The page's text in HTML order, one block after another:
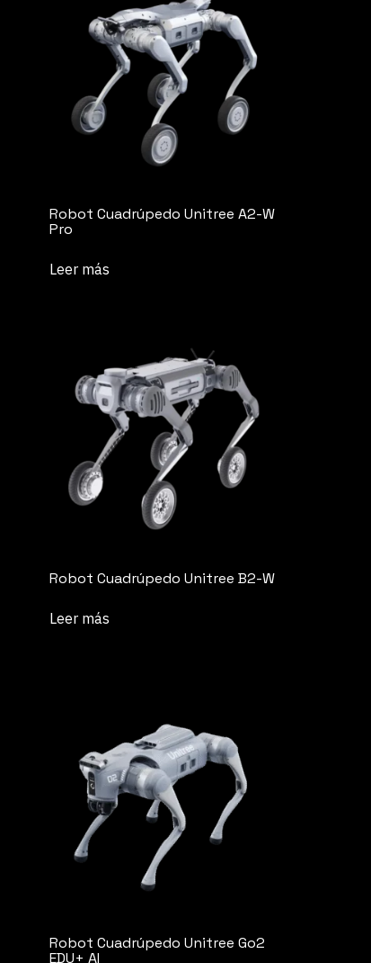
Robot Cuadrúpedo Unitree A2-W
Pro
Leer más
Robot Cuadrúpedo Unitree B2-W
Leer más
Robot Cuadrúpedo Unitree Go2
EDU+ AI